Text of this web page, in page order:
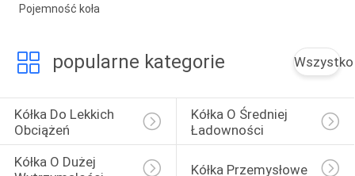
Pojemność koła
popularne kategorie Wszystko
Kółka Do Lekkich
Obciążeń
Kółka O Średniej
Ładowności
Kółka O Dużej
Kółka Przemysłowe